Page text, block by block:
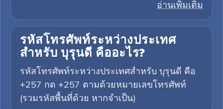
อ่านเพิ่มเติม
รหัสโทรศัพท์ระหว่างประเทศ
สำหรับ บุรุนดี คืออะไร?
รหัสโทรศัพท์ระหว่างประเทศสำหรับ บุรุนดี คือ
+257 กด +257 ตามด้วยหมายเลขโทรศัพท์
(รวมรหัสพื้นที่ด้วย หากจำเป็น)